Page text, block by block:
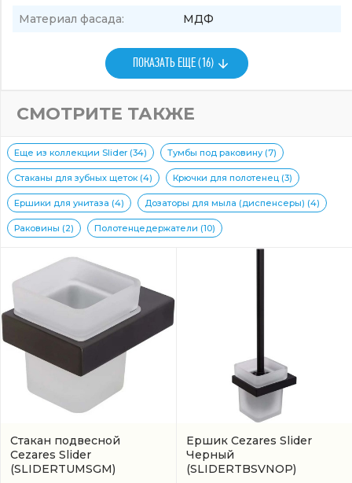
Материал фасада:
МДФ
ПОКАЗАТЬ ЕЩЕ (16)
СМОТРИТЕ ТАКЖЕ
Еще из коллекции Slider (34) Тумбы под раковину (7)
Стаканы для зубных щеток (4) Крючки для полотенец (3)
Ершики для унитаза (4) Дозаторы для мыла (диспенсеры) (4)
Раковины (2) Полотенцедержатели (10)
Стакан подвесной
Cezares Slider
(SLIDERTUMSGM)
Ершик Cezares Slider
Черный
(SLIDERTBSVNOP)